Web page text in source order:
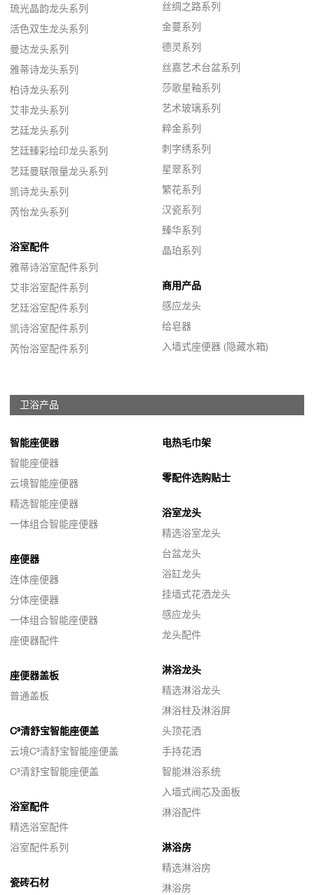
琉光晶韵龙头系列
活色双生龙头系列
曼达龙头系列
雅蒂诗龙头系列
柏诗龙头系列
艾非龙头系列
艺廷龙头系列
艺廷臻彩绘印龙头系列
艺廷曼联限量龙头系列
凯诗龙头系列
芮怡龙头系列
浴室配件
雅蒂诗浴室配件系列
艾非浴室配件系列
艺廷浴室配件系列
凯诗浴室配件系列
芮怡浴室配件系列
丝绸之路系列
金蔓系列
德灵系列
丝嘉艺术台盆系列
莎歌星釉系列
艺术玻璃系列
粹金系列
刺字绣系列
星翠系列
繁花系列
汉瓷系列
臻华系列
晶珀系列
商用产品
感应龙头
给皂器
入墙式座便器 (隐藏水箱)
卫浴产品
智能座便器
智能座便器
云境智能座便器
精选智能座便器
一体组合智能座便器
座便器
连体座便器
分体座便器
一体组合智能座便器
座便器配件
座便器盖板
普通盖板
C³清舒宝智能座便盖
云境C³清舒宝智能座便盖
C³清舒宝智能座便盖
浴室配件
精选浴室配件
浴室配件系列
瓷砖石材
电热毛巾架
零配件选购贴士
浴室龙头
精选浴室龙头
台盆龙头
浴缸龙头
挂墙式花洒龙头
感应龙头
龙头配件
淋浴龙头
精选淋浴龙头
淋浴柱及淋浴屏
头顶花洒
手持花洒
智能淋浴系统
入墙式阀芯及面板
淋浴配件
淋浴房
精选淋浴房
淋浴房